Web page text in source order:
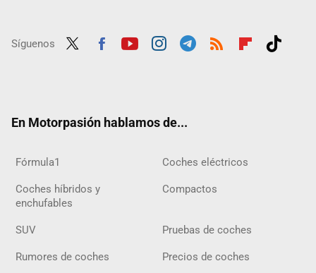
Síguenos
En Motorpasión hablamos de...
Fórmula1 Coches eléctricos
Coches híbridos y
enchufables
Compactos
SUV Pruebas de coches
Rumores de coches Precios de coches